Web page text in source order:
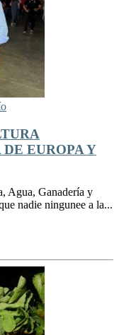
EUROPA Y
Agua, Ganadería y
nadie ningunee a la...